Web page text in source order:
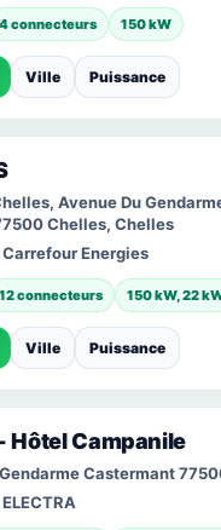
4 connecteurs 150 kW
Ville Puissance
Avenue Du
Chelles, Chelles
Carrefour Energies
12 connecteurs 150 kW, 22
Ville Puissance
Hôtel Campanile
Castermant
ELECTRA